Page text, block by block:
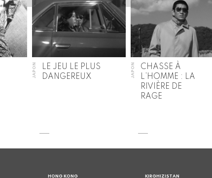
JAPON
LE JEU LE PLUS
DANGEREUX
JAPON
CHASSE À
L’HOMME : LA
RIVIÈRE DE
RAGE
HONG KONG KIRGHIZISTAN